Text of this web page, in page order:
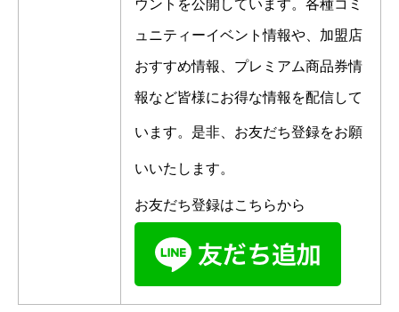
ウントを公開しています。各種コミ
ュニティーイベント情報や、加盟店
おすすめ情報、プレミアム商品券情
報など皆様にお得な情報を配信して
います。 是非、お友だち登録をお願
いいたします。
お友だち登録はこちらから